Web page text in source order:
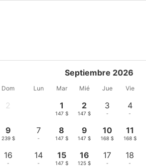
Dom
2
9
239 $
16
-
Septiembre 2026
Lun Mar Mié Jue Vie
1
147 $
2
147 $
3
-
4
-
7
-
8
147 $
9
147 $
10
168 $
11
168 $
14
-
15
147 $
16
125 $
17
-
18
-